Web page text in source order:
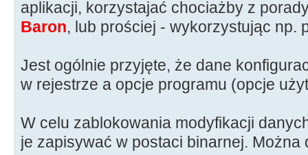
aplikacji, korzystajać chociażby z
Baron, lub prościej - wykorzystując np.
Jest ogólnie przyjęte, że dane
w rejestrze a opcje programu (opcje
W celu zablokowania modyfikacji
je zapisywać w postaci binarnej.